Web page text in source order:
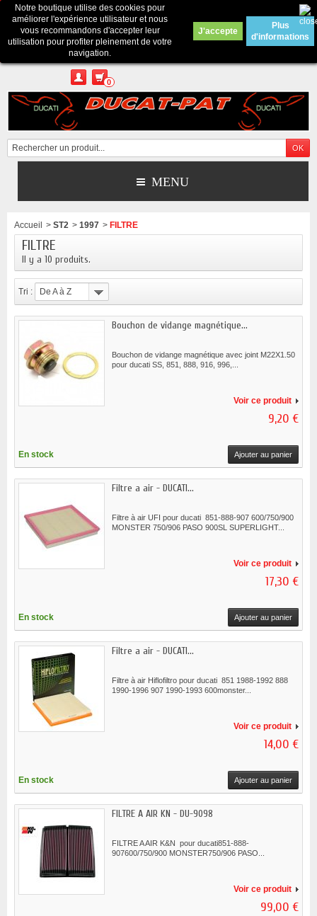
Contactez-nous
Appelez-nous au :Pour tous renseignements : merci d'envoyer un mail
depuis le formulaire de contact ou sur ducatpat25@gmail.com
0
MENU
Notre boutique utilise des cookies pour
améliorer l'expérience utilisateur et nous
vous recommandons d'accepter leur
utilisation pour profiter pleinement de votre
navigation.
J'accepte
Plus
d'informations
Accueil > ST2 > 1997 > FILTRE
FILTRE
Il y a 10 produits.
Tri : De A à Z
Bouchon de vidange magnétique...
Bouchon de vidange magnétique avec joint M22X1.50
pour ducati SS, 851, 888, 916, 996,...
Voir ce produit
9,20 €
En stock Ajouter au panier
Filtre a air - DUCATI...
Filtre à air UFI pour ducati 851-888-907 600/750/900
MONSTER 750/906 PASO 900SL SUPERLIGHT...
Voir ce produit
17,30 €
En stock Ajouter au panier
Filtre a air - DUCATI...
Filtre à air Hiflofiltro pour ducati 851 1988-1992 888
1990-1996 907 1990-1993 600monster...
Voir ce produit
14,00 €
En stock Ajouter au panier
FILTRE A AIR KN - DU-9098
FILTRE A AIR K&N pour ducati851-888-
907600/750/900 MONSTER750/906 PASO...
Voir ce produit
99,00 €